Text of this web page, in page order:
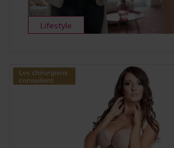
Lifestyle